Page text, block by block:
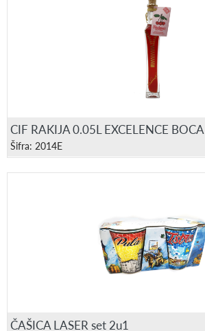
CIF RAKIJA 0.05L EXCELENCE BOCA
Šifra: 2014E
ČAŠICA LASER set 2u1